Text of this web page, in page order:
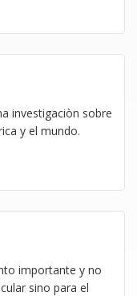
investigaciòn sobre
y el mundo.
importante y no
sino para el